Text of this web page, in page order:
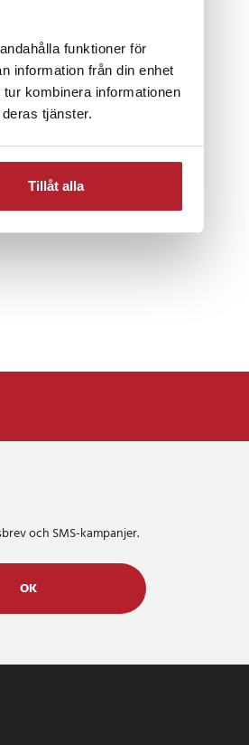
funktioner för
information från din enhet
kombinera informationen
tjänster.
Tillåt alla
Kronor Köksprodukter
och Spel
och SMS-kampanjer.
OK